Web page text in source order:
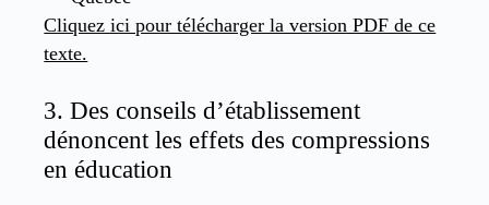
Cliquez ici pour télécharger la version PDF de ce
texte.
3. Des conseils d’établissement
dénoncent les effets des compressions
en éducation